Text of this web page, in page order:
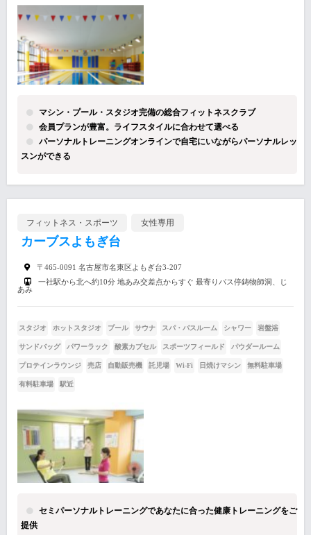
マシン・プール・スタジオ完備の総合フィットネスクラブ
会員プランが豊富。ライフスタイルに合わせて選べる
パーソナルトレーニングオンラインで自宅にいながらパーソナルレッ
スンができる
フィットネス・スポーツ 女性専用
カーブスよもぎ台
〒465-0091 名古屋市名東区よもぎ台3-207
一社駅から北へ約10分 地あみ交差点からすぐ 最寄りバス停鋳物師洞、じ
あみ
スタジオ ホットスタジオ プール サウナ スパ・バスルーム シャワー 岩盤浴
サンドバッグ パワーラック 酸素カプセル スポーツフィールド パウダールーム
プロテインラウンジ 売店 自動販売機 託児場 Wi-Fi 日焼けマシン 無料駐車場
有料駐車場 駅近
セミパーソナルトレーニングであなたに合った健康トレーニングをご
提供